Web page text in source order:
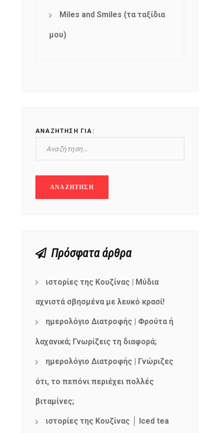
Miles and Smiles (τα ταξίδια
μου)
ΑΝΑΖΉΤΗΣΗ ΓΙΑ:
Πρόσφατα άρθρα
ιστορίες της Κουζίνας | Μύδια
αχνιστά σβησμένα με λευκό κρασί!
ημερολόγιο Διατροφής | Φρούτα ή
λαχανικά; Γνωρίζεις τη διαφορά;
ημερολόγιο Διατροφής | Γνώριζες
ότι, το πεπόνι περιέχει πολλές
βιταμίνες;
ιστορίες της Κουζίνας │ Iced tea